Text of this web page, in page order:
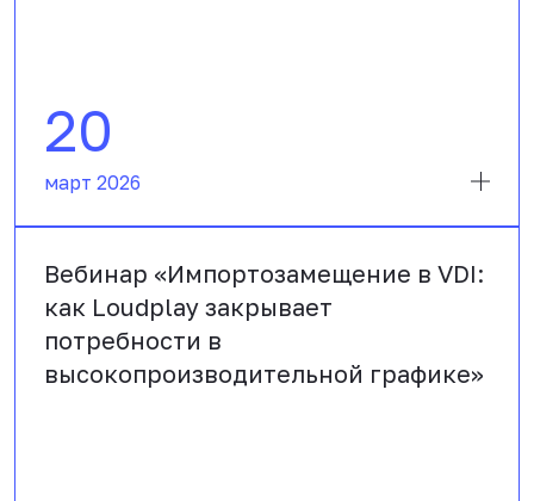
20
март 2026
Вебинар «Импортозамещение в VDI:
как Loudplay закрывает
потребности в
высокопроизводительной графике»